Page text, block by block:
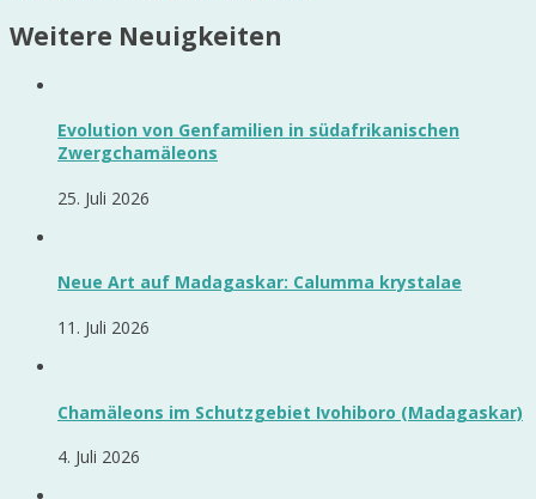
Weitere Neuigkeiten
Evolution von Genfamilien in südafrikanischen
Zwergchamäleons
25. Juli 2026
Neue Art auf Madagaskar: Calumma krystalae
11. Juli 2026
Chamäleons im Schutzgebiet Ivohiboro (Madagaskar)
4. Juli 2026